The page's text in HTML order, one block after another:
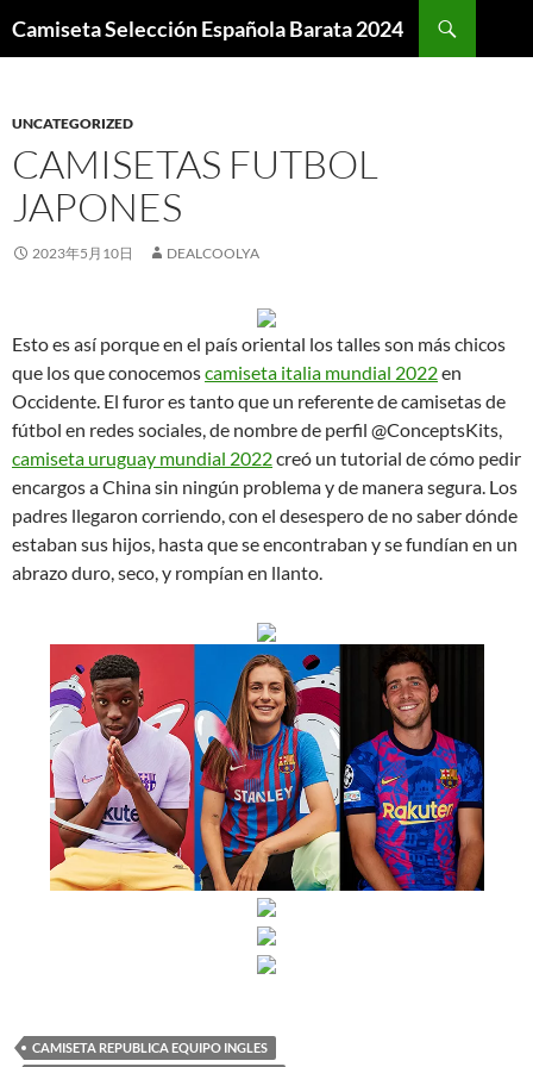
Camiseta Selección Española Barata 2024
UNCATEGORIZED
CAMISETAS FUTBOL
JAPONES
2023年5月10日 DEALCOOLYA
Esto es así porque en el país oriental los talles son más chicos
que los que conocemoscamiseta italia mundial 2022en
Occidente. El furor es tanto que un referente de camisetas de
fútbol en redes sociales, de nombre de perfil @ConceptsKits,
camiseta uruguay mundial 2022creó un tutorial de cómo pedir
encargos a China sin ningún problema y de manera segura. Los
padres llegaron corriendo, con el desespero de no saber dónde
estaban sus hijos, hasta que se encontraban y se fundían en un
abrazo duro, seco, y rompían en llanto.
CAMISETA REPUBLICA EQUIPO INGLES